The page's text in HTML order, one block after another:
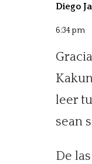
Diego
6:34 pm
leer
sean
De